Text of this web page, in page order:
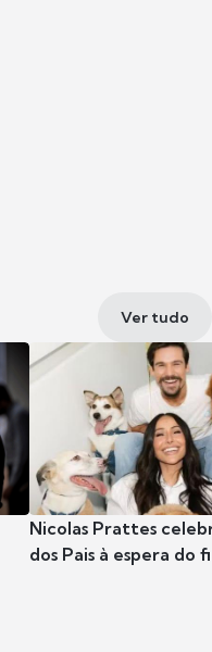
Ver tudo
Nicolas Prattes
dos Pais à espera do